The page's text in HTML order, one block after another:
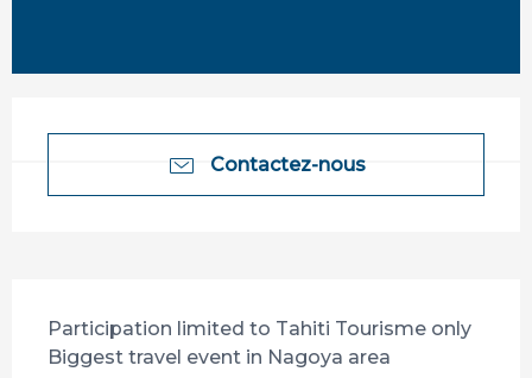
Ouverture et coordonnées
Contactez-nous
Participation limited to Tahiti Tourisme only
Biggest travel event in Nagoya area